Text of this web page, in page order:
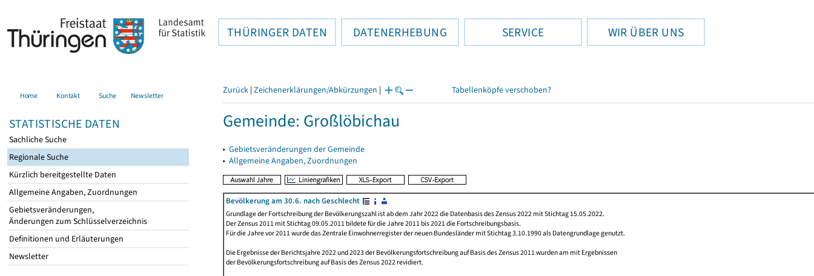
THÜRINGER DATEN DATENERHEBUNG SERVICE WIR ÜBER UNS
Home Kontakt Suche Newsletter
STATISTISCHE DATEN
Sachliche Suche
Regionale Suche
Kürzlich bereitgestellte Daten
Allgemeine Angaben, Zuordnungen
Gebietsveränderungen,
Änderungen zum Schlüsselverzeichnis
Definitionen und Erläuterungen
Newsletter
Zurück | Zeichenerklärungen/Abkürzungen | Tabellenköpfe verschoben?
Gemeinde: Großlöbichau
▸ Gebietsveränderungen der Gemeinde
▸ Allgemeine Angaben, Zuordnungen
Bevölkerung am 30.6. nach Geschlecht
Grundlage der Fortschreibung der Bevölkerungszahl ist ab dem Jahr 2022 die Datenbasis des Zensus 2022 mit Stichtag 15.05.2022.
Der Zensus 2011 mit Stichtag 09.05.2011 bildete für die Jahre 2011 bis 2021 die Fortschreibungsbasis.
Für die Jahre vor 2011 wurde das Zentrale Einwohnerregister der neuen Bundesländer mit Stichtag 3.10.1990 als Datengrundlage genutzt.
Die Ergebnisse der Berichtsjahre 2022 und 2023 der Bevölkerungsfortschreibung auf Basis des Zensus 2011 wurden am mit Ergebnissen
der Bevölkerungsfortschreibung auf Basis des Zensus 2022 revidiert.